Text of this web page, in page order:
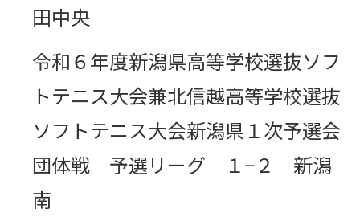
田中央
令和６年度新潟県高等学校選抜ソフ
トテニス大会兼北信越高等学校選抜
ソフトテニス大会新潟県１次予選会
団体戦 予選リーグ １−２ 新潟
南